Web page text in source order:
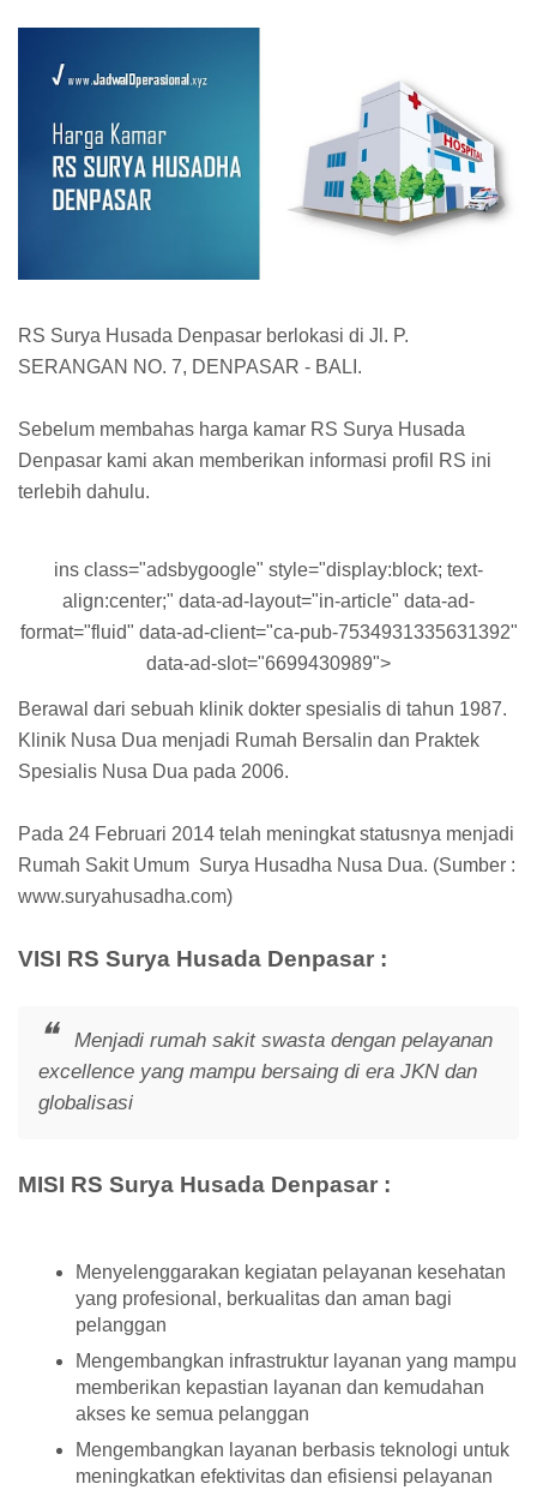
RS Surya Husada Denpasar berlokasi di Jl. P.
SERANGAN NO. 7, DENPASAR - BALI.
Sebelum membahas harga kamar RS Surya Husada
Denpasar kami akan memberikan informasi profil RS ini
terlebih dahulu.
ins class="adsbygoogle" style="display:block; text-
align:center;" data-ad-layout="in-article" data-ad-
format="fluid" data-ad-client="ca-pub-7534931335631392"
data-ad-slot="6699430989">
Berawal dari sebuah klinik dokter spesialis di tahun 1987.
Klinik Nusa Dua menjadi Rumah Bersalin dan Praktek
Spesialis Nusa Dua pada 2006.
Pada 24 Februari 2014 telah meningkat statusnya menjadi
Rumah Sakit Umum Surya Husadha Nusa Dua. (Sumber :
www.suryahusadha.com)
VISI RS Surya Husada Denpasar :
Menjadi rumah sakit swasta dengan pelayanan
excellence yang mampu bersaing di era JKN dan
globalisasi
MISI RS Surya Husada Denpasar :
Menyelenggarakan kegiatan pelayanan kesehatan
yang profesional, berkualitas dan aman bagi
pelanggan
Mengembangkan infrastruktur layanan yang mampu
memberikan kepastian layanan dan kemudahan
akses ke semua pelanggan
Mengembangkan layanan berbasis teknologi untuk
meningkatkan efektivitas dan efisiensi pelayanan